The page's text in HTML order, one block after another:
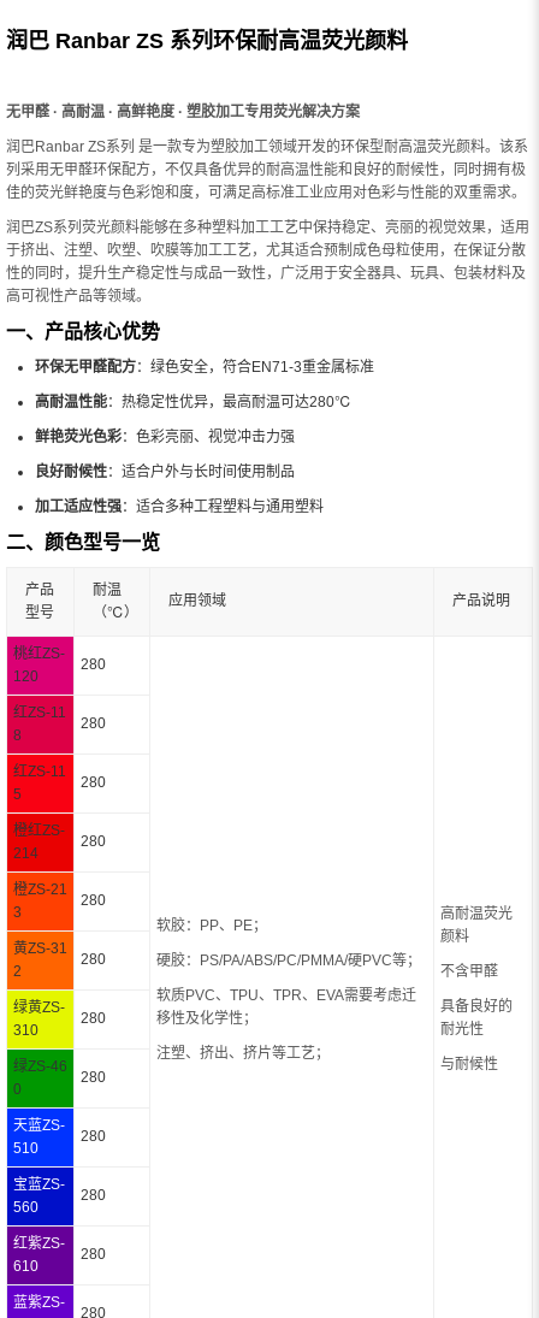
润巴 Ranbar ZS 系列环保耐高温荧光颜料
无甲醛 · 高耐温 · 高鲜艳度 · 塑胶加工专用荧光解决方案
润巴Ranbar ZS系列 是一款专为塑胶加工领域开发的环保型耐高温荧光颜料。该系
列采用无甲醛环保配方，不仅具备优异的耐高温性能和良好的耐候性，同时拥有极
佳的荧光鲜艳度与色彩饱和度，可满足高标准工业应用对色彩与性能的双重需求。
润巴ZS系列荧光颜料能够在多种塑料加工工艺中保持稳定、亮丽的视觉效果，适用
于挤出、注塑、吹塑、吹膜等加工工艺，尤其适合预制成色母粒使用，在保证分散
性的同时，提升生产稳定性与成品一致性，广泛用于安全器具、玩具、包装材料及
高可视性产品等领域。
一、产品核心优势
环保无甲醛配方：绿色安全，符合EN71-3重金属标准
高耐温性能：热稳定性优异，最高耐温可达280℃
鲜艳荧光色彩：色彩亮丽、视觉冲击力强
良好耐候性：适合户外与长时间使用制品
加工适应性强：适合多种工程塑料与通用塑料
二、颜色型号一览
产品
型号
耐温
（℃）
应用领域 产品说明
桃红ZS-
120
280
软胶：PP、PE；
硬胶：PS/PA/ABS/PC/PMMA/硬PVC等；
软质PVC、TPU、TPR、EVA需要考虑迁
移性及化学性；
注塑、挤出、挤片等工艺；
高耐温荧光
颜料
不含甲醛
具备良好的
耐光性
与耐候性
红ZS-11
8
280
红ZS-11
5
280
橙红ZS-
214
280
橙ZS-21
3
280
黄ZS-31
2
280
绿黄ZS-
310
280
绿ZS-46
0
280
天蓝ZS-
510
280
宝蓝ZS-
560
280
红紫ZS-
610
280
蓝紫ZS-
280